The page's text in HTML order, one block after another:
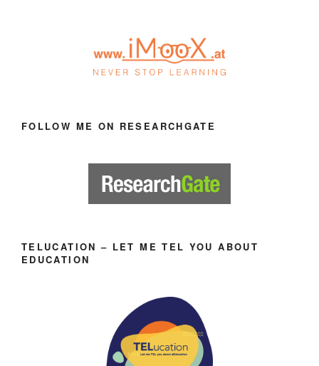
FOLLOW ME ON RESEARCHGATE
TELUCATION – LET ME TEL YOU ABOUT
EDUCATION